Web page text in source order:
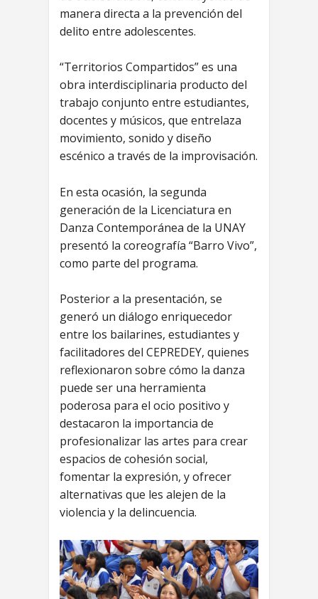
manera directa a la prevención del
delito entre adolescentes.
“Territorios Compartidos” es una
obra interdisciplinaria producto del
trabajo conjunto entre estudiantes,
docentes y músicos, que entrelaza
movimiento, sonido y diseño
escénico a través de la improvisación.
En esta ocasión, la segunda
generación de la Licenciatura en
Danza Contemporánea de la UNAY
presentó la coreografía “Barro Vivo”,
como parte del programa.
Posterior a la presentación, se
generó un diálogo enriquecedor
entre los bailarines, estudiantes y
facilitadores del CEPREDEY, quienes
reflexionaron sobre cómo la danza
puede ser una herramienta
poderosa para el ocio positivo y
destacaron la importancia de
profesionalizar las artes para crear
espacios de cohesión social,
fomentar la expresión, y ofrecer
alternativas que les alejen de la
violencia y la delincuencia.